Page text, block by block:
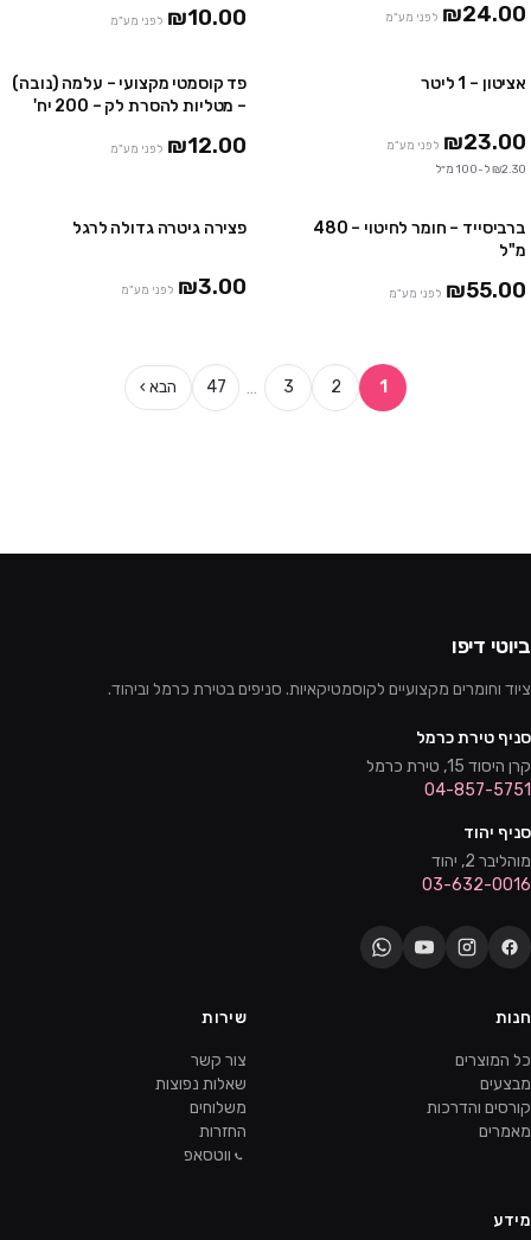
₪24.00 לפני מע"מ ₪10.00 לפני מע"מ
אציטון – 1 ליטר
₪23.00 לפני מע"מ
₪2.30 ל-100 מ״ל
5 חבילות ב ₪45
פד קוסמטי מקצועי – עלמה (נובה)
– מטליות להסרת לק – 200 יח'
₪12.00 לפני מע"מ
ברביסייד – חומר לחיטוי – 480
מ"ל
₪55.00 לפני מע"מ
פצירה גיטרה גדולה לרגל
₪3.00 לפני מע"מ
1
2
3
47 הבא ›
ביוטי דיפו
ציוד וחומרים מקצועיים לקוסמטיקאיות. סניפים בטירת כרמל וביהוד.
סניף טירת כרמל
קרן היסוד 15, טירת כרמל
04-857-5751
סניף יהוד
מוהליבר 2, יהוד
03-632-0016
חנות
כל המוצרים
מבצעים
קורסים והדרכות
מאמרים
שירות
צור קשר
שאלות נפוצות
משלוחים
החזרות
ווטסאפ
מידע